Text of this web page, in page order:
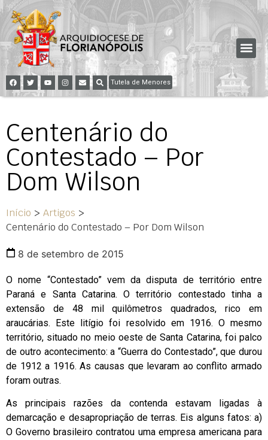
Tutela de Menores
Centenário do
Contestado – Por
Dom Wilson
Início > Artigos >
Centenário do Contestado – Por Dom Wilson
8 de setembro de 2015
O nome “Contestado” vem da disputa de território entre
Paraná e Santa Catarina. O território contestado tinha a
extensão de 48 mil quilômetros quadrados, rico em
araucárias. Este litígio foi resolvido em 1916. O mesmo
território, situado no meio oeste de Santa Catarina, foi palco
de outro acontecimento: a “Guerra do Contestado”, que durou
de 1912 a 1916. As causas que levaram ao conflito armado
foram outras.
As principais razões da contenda estavam ligadas à
demarcação e desapropriação de terras. Eis alguns fatos: a)
O Governo brasileiro contratou uma empresa americana para